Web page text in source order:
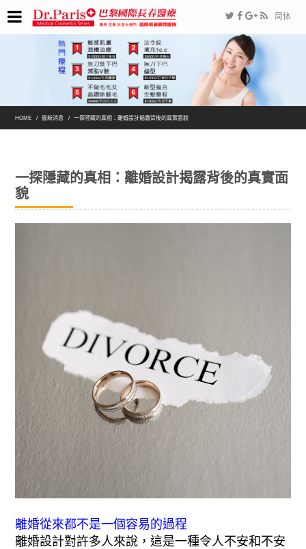
简体
HOME 最新消息 一探隱藏的真相：離婚設計揭露背後的真實面貌
一探隱藏的真相：離婚設計揭露背後的真實面
貌
離婚從來都不是一個容易的過程
離婚設計對許多人來說，這是一種令人不安和不安